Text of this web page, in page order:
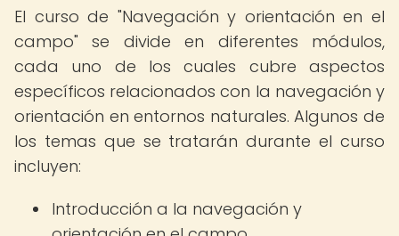
El curso de "Navegación y orientación en el
campo" se divide en diferentes módulos,
cada uno de los cuales cubre aspectos
específicos relacionados con la navegación y
orientación en entornos naturales. Algunos de
los temas que se tratarán durante el curso
incluyen:
Introducción a la navegación y